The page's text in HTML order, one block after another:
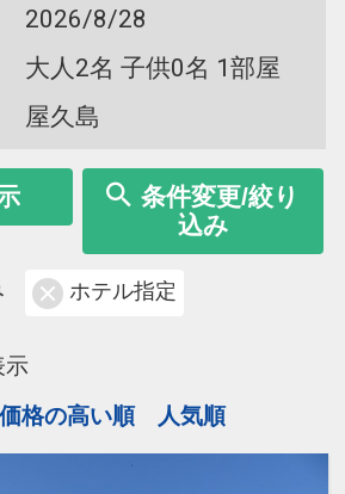
2026/8/28
大人2名 子供0名 1部屋
屋久島
条件変更/絞り
込み
ホテル指定
示
価格の高い順 人気順